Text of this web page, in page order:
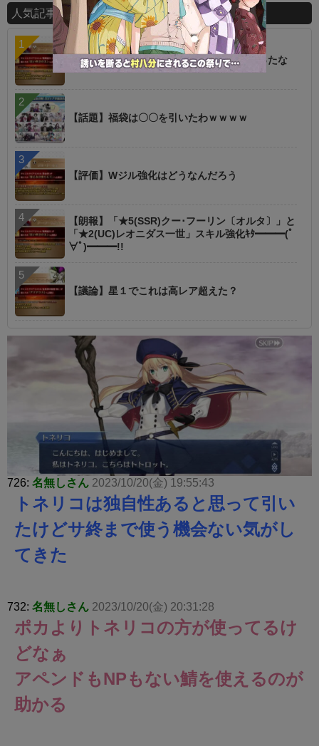
人気記事ランキング
【朗報】オルタニキは欲しいもの全部もらったな
【話題】福袋は〇〇を引いたわｗｗｗｗ
【評価】Wジル強化はどうなんだろう
【朗報】「★5(SSR)クー･フーリン〔オルタ〕」と
「★2(UC)レオニダス一世」スキル強化ｷﾀ━━━(ﾟ
∀ﾟ)━━━!!
【議論】星１でこれは高レア超えた？
726: 名無しさん 2023/10/20(金) 19:55:43
トネリコは独自性あると思って引い
たけどサ終まで使う機会ない気がし
てきた
732: 名無しさん 2023/10/20(金) 20:31:28
ポカよりトネリコの方が使ってるけ
どなぁ
アペンドもNPもない鯖を使えるのが
助かる